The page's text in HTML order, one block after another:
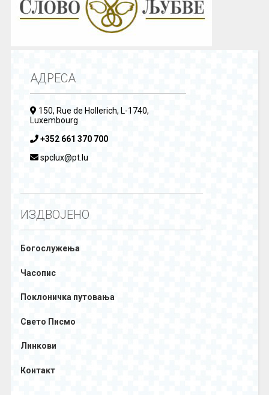
АДРЕСА
150, Rue de Hollerich, L-1740,
Luxembourg
+352 661 370 700
spclux@pt.lu
ИЗДВОЈЕНО
Богослужења
Часопис
Поклоничка путовања
Свето Писмо
Линкови
Контакт